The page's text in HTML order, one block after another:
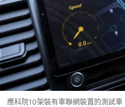
應科院10架裝有車聯網裝置的測試